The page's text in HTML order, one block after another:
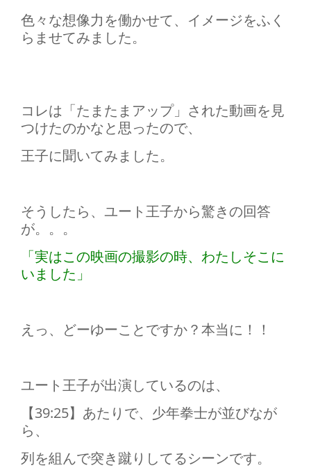
色々な想像力を働かせて、イメージをふく
らませてみました。
コレは「たまたまアップ」された動画を見
つけたのかなと思ったので、
王子に聞いてみました。
そうしたら、ユート王子から驚きの回答
が。。。
「実はこの映画の撮影の時、わたしそこに
いました」
えっ、どーゆーことですか？本当に！！
ユート王子が出演しているのは、
【39:25】あたりで、少年拳士が並びなが
ら、
列を組んで突き蹴りしてるシーンです。